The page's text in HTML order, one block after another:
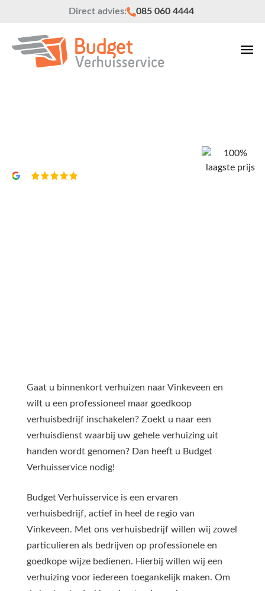
Direct advies: 085 060 4444
Gaat u binnenkort verhuizen naar Vinkeveen en
wilt u een professioneel maar goedkoop
verhuisbedrijf inschakelen? Zoekt u naar een
verhuisdienst waarbij uw gehele verhuizing uit
handen wordt genomen? Dan heeft u Budget
Verhuisservice nodig!
Budget Verhuisservice is een ervaren
verhuisbedrijf, actief in heel de regio van
Vinkeveen. Met ons verhuisbedrijf willen wij zowel
particulieren als bedrijven op professionele en
goedkope wijze bedienen. Hierbij willen wij een
verhuizing voor iedereen toegankelijk maken. Om